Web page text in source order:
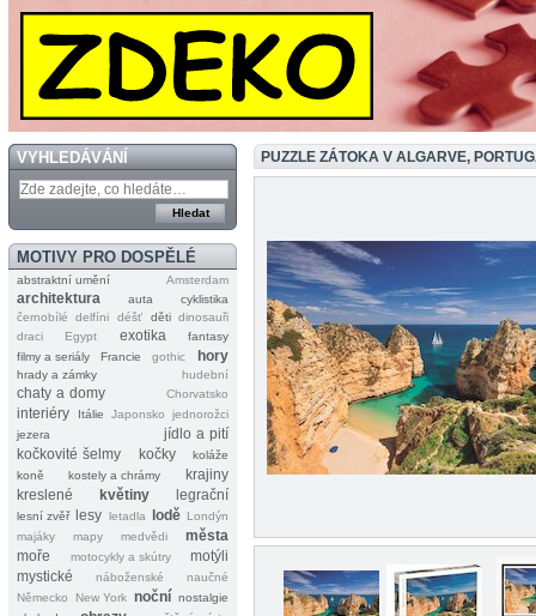
VYHLEDÁVÁNÍ
MOTIVY PRO DOSPĚLÉ
abstraktní umění Amsterdam
architektura auta
cyklistika
černobílé
delfíni déšť děti dinosauři
draci
Egypt exotika
fantasy
filmy a seriály
Francie gothic hory
hrady a zámky hudební
chaty a domy Chorvatsko
interiéry Itálie Japonsko
jednorožci
jezera
jídlo a pití
kočkovité šelmy
kočky
koláže
koně
kostely a chrámy
krajiny
kreslené
květiny legrační
lesní zvěř lesy letadla lodě Londýn
majáky
mapy medvědi
města
moře
motocykly a skútry
motýli
mystické
náboženské
naučné
Německo
New York noční nostalgie
PUZZLE ZÁTOKA V ALGARVE,